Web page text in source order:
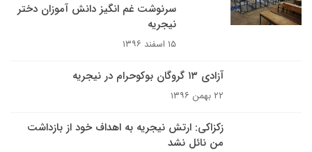
سرنوشت غم انگیز دانش آموزان دختر
نیجریه
۱۵ اسفند ۱۳۹۶
آزادی ۱۳ گروگان بوکوحرام در نیجریه
۲۲ بهمن ۱۳۹۶
زکزاکی: ارتش نیجریه به اهداف خود از بازداشت
من نائل نشد